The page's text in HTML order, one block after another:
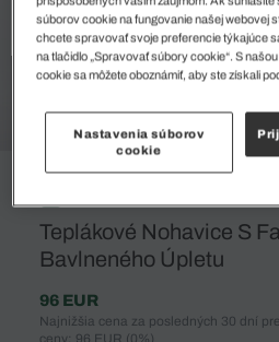
Teplákové Nohavice S
Bavlneného Úpletu
96 EUR
Najnižšia cena za posledných 30 dní
ceny: 96 EUR (0%)
súborov cookie na fungovanie našej webovej
chcete spravovať svoje preferencie týkajúce
na tlačidlo „Spravovať súbory cookie“. S
cookie sa môžete oboznámiť, aby ste získali
Nastavenia súborov
cookie